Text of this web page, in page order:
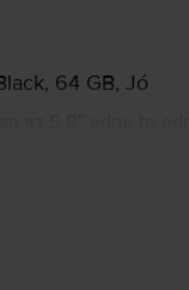
64 GB, Jó